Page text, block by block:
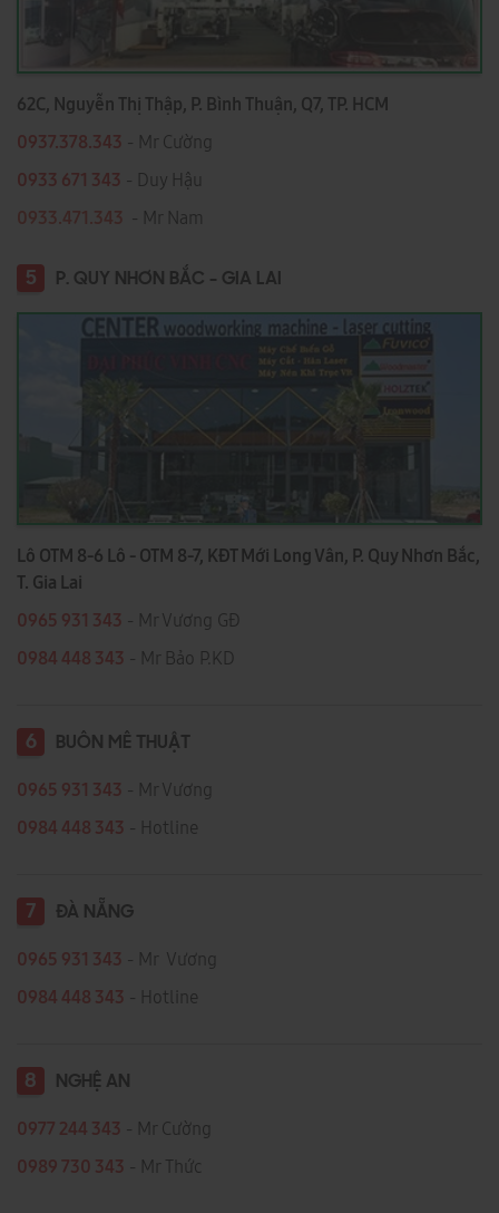
62C, Nguyễn Thị Thập, P. Bình Thuận, Q7, TP. HCM
0937.378.343 - Mr Cường
0933 671 343 - Duy Hậu
0933.471.343 - Mr Nam
5 P. QUY NHƠN BẮC - GIA LAI
Lô OTM 8-6 Lô - OTM 8-7, KĐT Mới Long Vân, P. Quy Nhơn Bắc,
T. Gia Lai
0965 931 343 - Mr Vương GĐ
0984 448 343 - Mr Bảo P.KD
6 BUÔN MÊ THUẬT
0965 931 343 - Mr Vương
0984 448 343 - Hotline
7 ĐÀ NẴNG
0965 931 343 - Mr Vương
0984 448 343 - Hotline
8 NGHỆ AN
0977 244 343 - Mr Cường
0989 730 343 - Mr Thức